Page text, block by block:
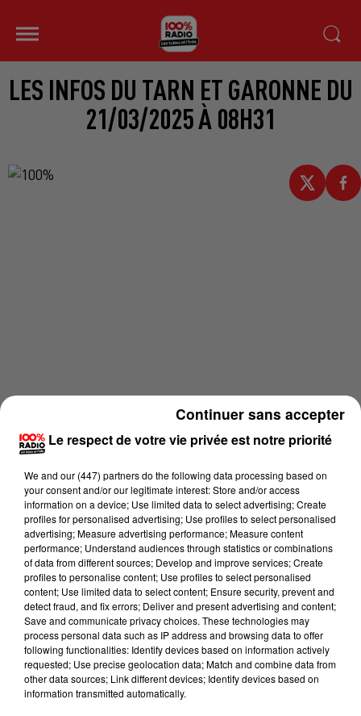
LES INFOS DU TARN ET GARONNE DU
21/03/2025 À 08H31
Lecture (4 min 10 sec)
100%
100% Radio les infos du Tarn et Garonne
Le respect de votre vie privée est notre priorité
We and our (447) partnersdo the following data processing based on
your consent and/or our legitimate interest: Store and/or access
information on a device; Use limited data to select advertising; Create
profiles for personalised advertising; Use profiles to select personalised
advertising; Measure advertising performance; Measure content
performance; Understand audiences through statistics or combinations
of data from different sources; Develop and improve services; Create
profiles to personalise content; Use profiles to select personalised
content; Use limited data to select content; Ensure security, prevent and
detect fraud, and fix errors; Deliver and present advertising and content;
Save and communicate privacy choices. These technologies may
process personal data such as IP address and browsing data to offer
following functionalities: Identify devices based on information actively
requested; Use precise geolocation data; Match and combine data from
other data sources; Link different devices; Identify devices based on
information transmitted automatically.
Continuer sans accepter